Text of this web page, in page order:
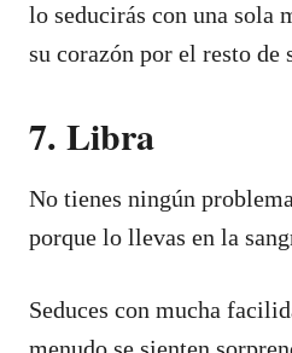
lo seducirás con una sola
su corazón por el resto de
7. Libra
No tienes ningún
porque lo llevas en la
Seduces con mucha